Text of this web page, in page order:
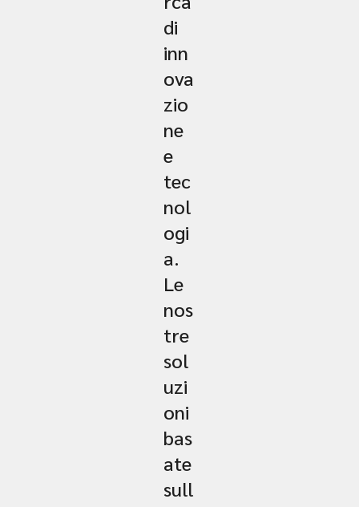
di
inn
ova
zio
ne
e
tec
nol
ogi
a.
Le
nos
tre
sol
uzi
oni
bas
ate
sull